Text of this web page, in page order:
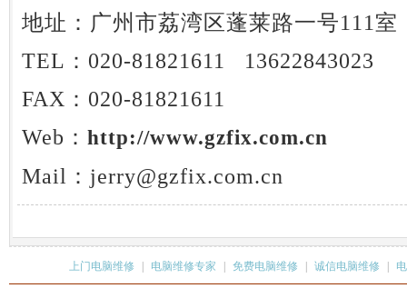
地址：广州市荔湾区蓬莱路一号111室
TEL：020-81821611 13622843023
FAX：020-81821611
Web： http://www.gzfix.com.cn
Mail：jerry@gzfix.com.cn
上门电脑维修 电脑维修专家 免费电脑维修 诚信电脑维修